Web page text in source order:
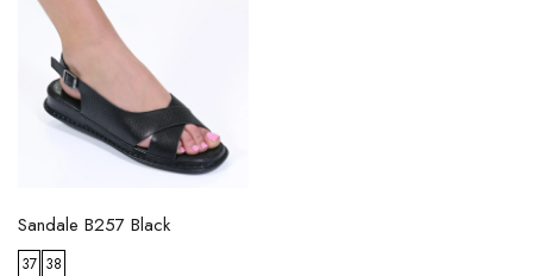
Sandale B257 Black
37 38